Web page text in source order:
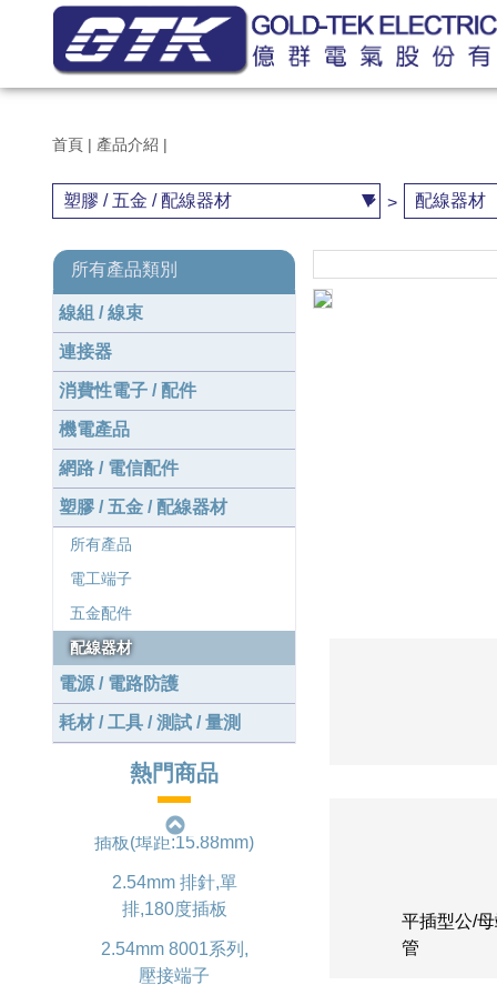
首頁 | 產品介紹 |
>
所有產品類別
線組 / 線束
連接器
消費性電子 / 配件
機電產品
網路 / 電信配件
塑膠 / 五金 / 配線器材
所有產品
電工端子
五金配件
配線器材
電源 / 電路防護
耗材 / 工具 / 測試 / 量測
熱門商品
(HDMI/USB 3.2/PD)
1.20mm 1202系列,
板端基座,90度表面
貼焊
1.25mm 1285系列,
壓接端子
D-SUB 雙埠型,90度
插板(埠距:15.88mm)
2.54mm 排針,單
排,180度插板
2.54mm 8001系列,
壓接端子
Type-C 3合1線器
平插型公/
管